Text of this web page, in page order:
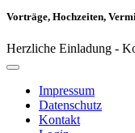
Vorträge, Hochzeiten,
Herzliche Einladung -
Impressum
Datenschutz
Kontakt